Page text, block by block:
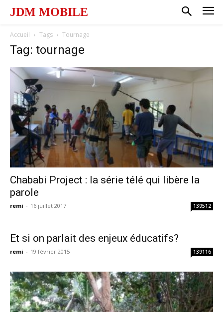
JDM MOBILE
Accueil Tags Tournage
Tag: tournage
Chababi Project : la série télé qui libère la
parole
remi - 16 juillet 2017 139512
Et si on parlait des enjeux éducatifs?
remi - 19 février 2015 139116